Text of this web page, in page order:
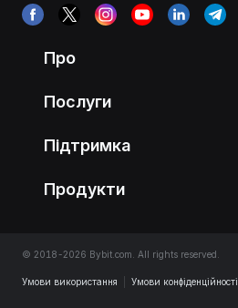
Про
Послуги
Підтримка
Продукти
© 2018-2026 Bybit.com. All rights reserved.
Умови використання Умови конфіденційності